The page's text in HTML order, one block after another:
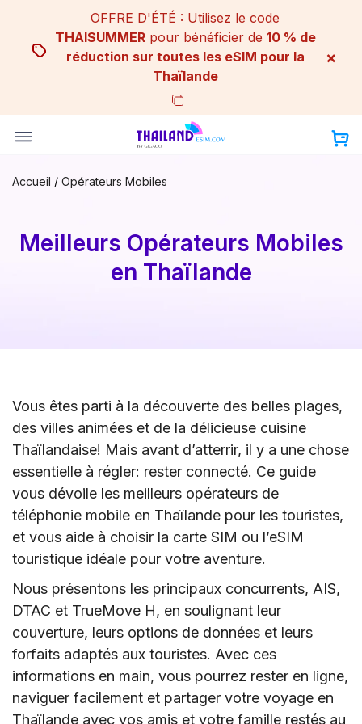
content
OFFRE D'ÉTÉ : Utilisez le code
THAISUMMERpour bénéficier de 10 % de
réduction sur toutes les eSIM pour la
Thaïlande
×
Accueil / Opérateurs Mobiles
Meilleurs Opérateurs Mobiles
en Thaïlande
Vous êtes parti à la découverte des belles plages,
des villes animées et de la délicieuse cuisine
Thaïlandaise! Mais avant d’atterrir, il y a une chose
essentielle à régler: rester connecté. Ce guide
vous dévoile les meilleurs opérateurs de
téléphonie mobile en Thaïlande pour les touristes,
et vous aide à choisir la carte SIM ou l’eSIM
touristique idéale pour votre aventure.
Nous présentons les principaux concurrents, AIS,
DTAC et TrueMove H, en soulignant leur
couverture, leurs options de données et leurs
forfaits adaptés aux touristes. Avec ces
informations en main, vous pourrez rester en ligne,
naviguer facilement et partager votre voyage en
Thaïlande avec vos amis et votre famille restés au